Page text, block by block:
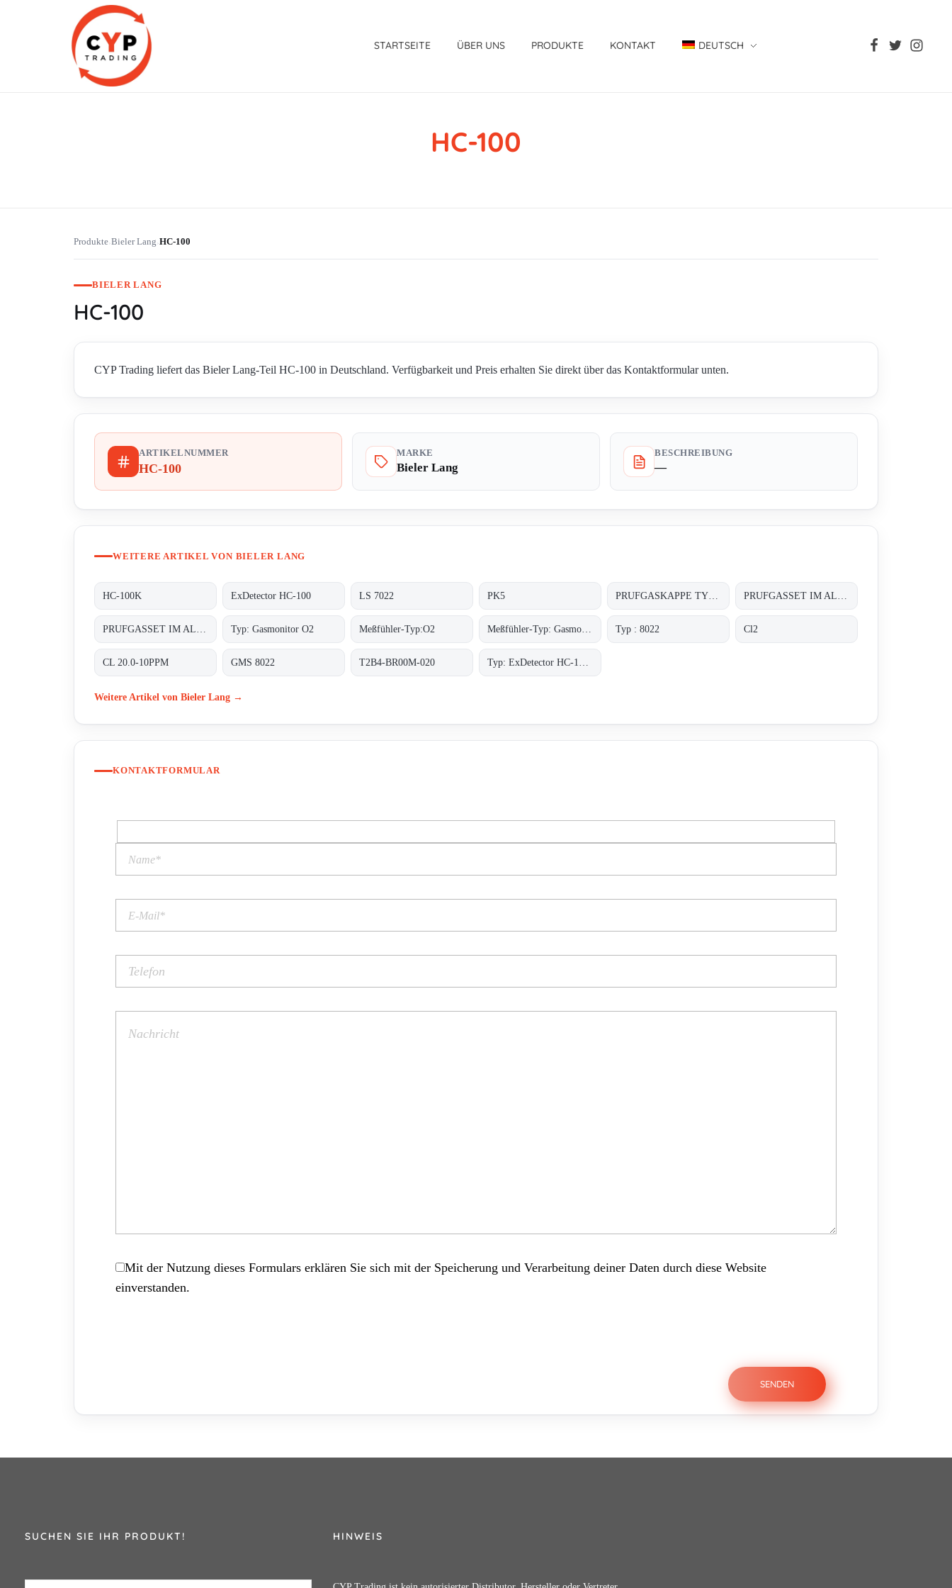
STARTSEITE ÜBER UNS PRODUKTE KONTAKT DEUTSCH
HC-100
Produkte›Bieler Lang›HC-100
BIELER LANG
HC-100
CYP Trading liefert das Bieler Lang-Teil HC-100 in Deutschland. Verfügbarkeit und Preis erhalten Sie direkt über das Kontaktformular unten.
ARTIKELNUMMER
HC-100
MARKE
Bieler Lang
BESCHREIBUNG
—
WEITERE ARTIKEL VON BIELER LANG
HC-100K ExDetector HC-100 LS 7022 PK5
Typ: Gasmonitor O2 Meßfühler-Typ:O2 Typ : 8022 Cl2
CL 20.0-10PPM GMS 8022 T2B4-BR00M-020
Weitere Artikel von Bieler Lang →
KONTAKTFORMULAR
Mit der Nutzung dieses Formulars erklären Sie sich mit der Speicherung und Verarbeitung deiner Daten durch diese Website
einverstanden.
SUCHEN SIE IHR PRODUKT! HINWEIS